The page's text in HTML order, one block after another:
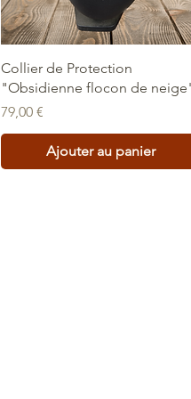
Aperçu rapide
Collier de Protection
"Obsidienne flocon de
Prix
79,00 €
Ajouter au panier